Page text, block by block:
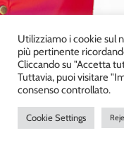
Utilizziamo i cookie sul
più pertinente
Cliccando su "Accetta
Tuttavia, puoi visitare
consenso controllato.
Cookie Settings